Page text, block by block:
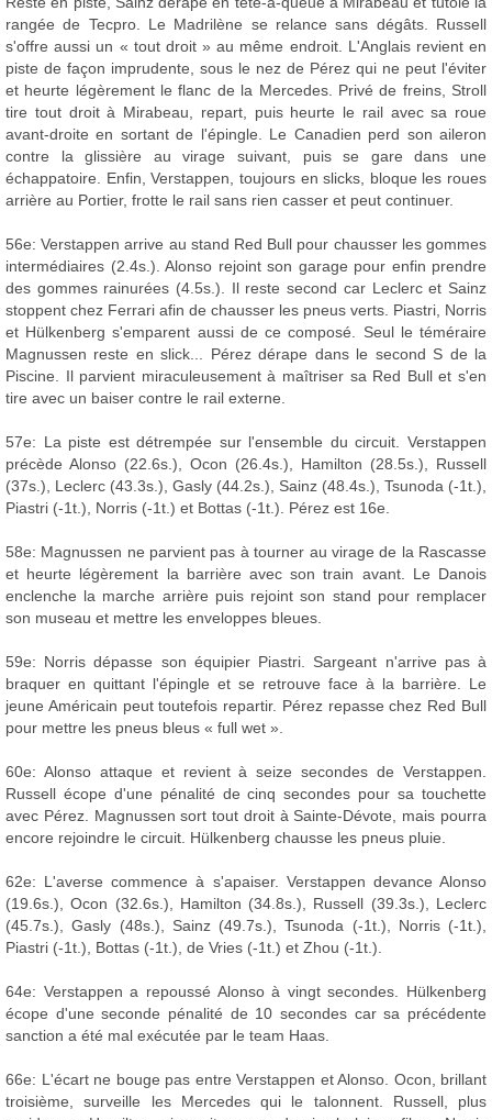
rangée de Tecpro. Le Madrilène se relance sans dégâts. Russell
s'offre aussi un « tout droit » au même endroit. L'Anglais revient en
piste de façon imprudente, sous le nez de Pérez qui ne peut l'éviter
et heurte légèrement le flanc de la Mercedes. Privé de freins, Stroll
tire tout droit à Mirabeau, repart, puis heurte le rail avec sa roue
avant-droite en sortant de l'épingle. Le Canadien perd son aileron
contre la glissière au virage suivant, puis se gare dans une
échappatoire. Enfin, Verstappen, toujours en slicks, bloque les roues
arrière au Portier, frotte le rail sans rien casser et peut continuer.
56e: Verstappen arrive au stand Red Bull pour chausser les gommes
intermédiaires (2.4s.). Alonso rejoint son garage pour enfin prendre
des gommes rainurées (4.5s.). Il reste second car Leclerc et Sainz
stoppent chez Ferrari afin de chausser les pneus verts. Piastri, Norris
et Hülkenberg s'emparent aussi de ce composé. Seul le téméraire
Magnussen reste en slick... Pérez dérape dans le second S de la
Piscine. Il parvient miraculeusement à maîtriser sa Red Bull et s'en
tire avec un baiser contre le rail externe.
57e: La piste est détrempée sur l'ensemble du circuit. Verstappen
précède Alonso (22.6s.), Ocon (26.4s.), Hamilton (28.5s.), Russell
(37s.), Leclerc (43.3s.), Gasly (44.2s.), Sainz (48.4s.), Tsunoda (-1t.),
Piastri (-1t.), Norris (-1t.) et Bottas (-1t.). Pérez est 16e.
58e: Magnussen ne parvient pas à tourner au virage de la Rascasse
et heurte légèrement la barrière avec son train avant. Le Danois
enclenche la marche arrière puis rejoint son stand pour remplacer
son museau et mettre les enveloppes bleues.
59e: Norris dépasse son équipier Piastri. Sargeant n'arrive pas à
braquer en quittant l'épingle et se retrouve face à la barrière. Le
jeune Américain peut toutefois repartir. Pérez repasse chez Red Bull
pour mettre les pneus bleus « full wet ».
60e: Alonso attaque et revient à seize secondes de Verstappen.
Russell écope d'une pénalité de cinq secondes pour sa touchette
avec Pérez. Magnussen sort tout droit à Sainte-Dévote, mais pourra
encore rejoindre le circuit. Hülkenberg chausse les pneus pluie.
62e: L'averse commence à s'apaiser. Verstappen devance Alonso
(19.6s.), Ocon (32.6s.), Hamilton (34.8s.), Russell (39.3s.), Leclerc
(45.7s.), Gasly (48s.), Sainz (49.7s.), Tsunoda (-1t.), Norris (-1t.),
Piastri (-1t.), Bottas (-1t.), de Vries (-1t.) et Zhou (-1t.).
64e: Verstappen a repoussé Alonso à vingt secondes. Hülkenberg
écope d'une seconde pénalité de 10 secondes car sa précédente
sanction a été mal exécutée par le team Haas.
66e: L'écart ne bouge pas entre Verstappen et Alonso. Ocon, brillant
troisième, surveille les Mercedes qui le talonnent. Russell, plus